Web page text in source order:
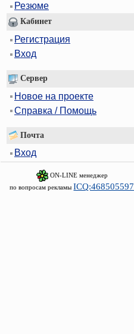
Резюме
Кабинет
Регистрация
Вход
Сервер
Новое на проекте
Справка / Помощь
Почта
Вход
ON-LINE менеджер
по вопросам рекламы ICQ:468505597